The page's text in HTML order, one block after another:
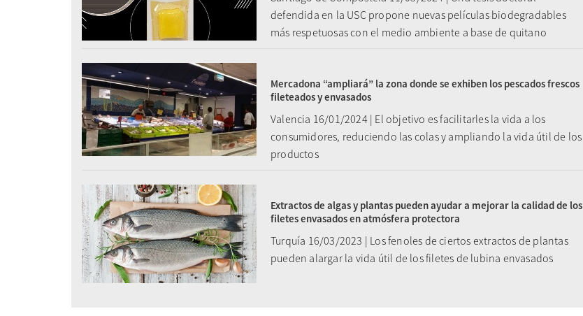
defendida en la USC propone nuevas películas biodegradables
más respetuosas con el medio ambiente a base de quitano
Mercadona “ampliará” la zona donde se exhiben los pescados frescos
fileteados y envasados
Valencia 16/01/2024 | El objetivo es facilitarles la vida a los
consumidores, reduciendo las colas y ampliando la vida útil de los
productos
Extractos de algas y plantas pueden ayudar a mejorar la calidad de los
filetes envasados en atmósfera protectora
Turquía 16/03/2023 | Los fenoles de ciertos extractos de plantas
pueden alargar la vida útil de los filetes de lubina envasados